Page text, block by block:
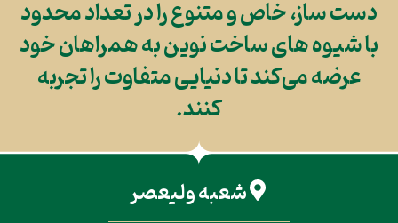
دست ساز، خاص و متنوع را در تعداد محدود
با شیوه های ساخت نوین به همراهان خود
عرضه می‌کند تا دنیایی متفاوت را تجربه
کنند.
شعبه ولیعصر